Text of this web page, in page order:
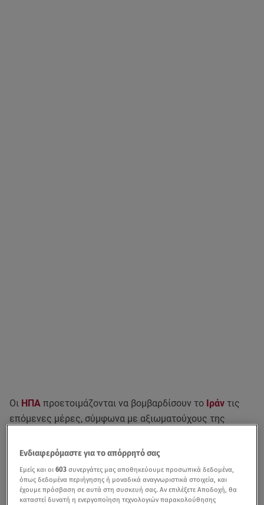
Οι ΗΠΑ προετοιμάζονται να βομβαρδίσουν το Ιράν τις
επόμενες μέρες, σύμφωνα με αξιωματούχους της
πρακτορείο Bloomberg.
Σύμφωνα με δημοσίευμα του πρακτορείου,η κατάσταση
ακόμη είναι ρευστήκαι ενδέχεται να μεταβληθεί.
Ενδιαφερόμαστε για το απόρρητό σας
Εμείς και οι603 συνεργάτες μας αποθηκεύουμε προσωπικά δεδομένα,
όπως δεδομένα περιήγησης ή μοναδικά αναγνωριστικά στοιχεία, και
έχουμε πρόσβαση σε αυτά στη συσκευή σας. Αν επιλέξετε Αποδοχή, θα
καταστεί δυνατή η ενεργοποίηση τεχνολογιών παρακολούθησης